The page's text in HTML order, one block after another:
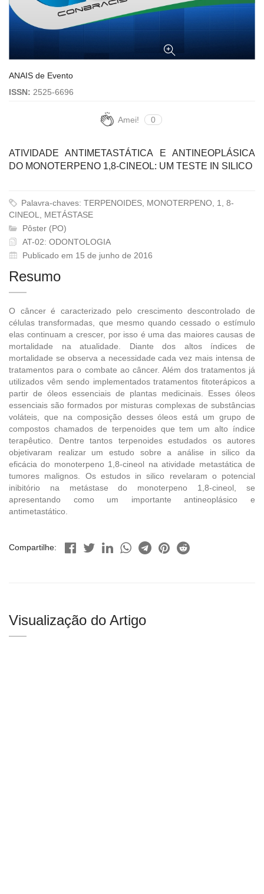
ANAIS de Evento
ISSN: 2525-6696
Amei! 0
ATIVIDADE ANTIMETASTÁTICA E ANTINEOPLÁSICA
DO MONOTERPENO 1,8-CINEOL: UM TESTE IN SILICO
Palavra-chaves: TERPENOIDES, MONOTERPENO, 1, 8-
CINEOL, METÁSTASE
Pôster (PO)
AT-02: ODONTOLOGIA
Publicado em 15 de junho de 2016
Resumo
O câncer é caracterizado pelo crescimento descontrolado de
células transformadas, que mesmo quando cessado o estímulo
elas continuam a crescer, por isso é uma das maiores causas de
mortalidade na atualidade. Diante dos altos índices de
mortalidade se observa a necessidade cada vez mais intensa de
tratamentos para o combate ao câncer. Além dos tratamentos já
utilizados vêm sendo implementados tratamentos fitoterápicos a
partir de óleos essenciais de plantas medicinais. Esses óleos
essenciais são formados por misturas complexas de substâncias
voláteis, que na composição desses óleos está um grupo de
compostos chamados de terpenoides que tem um alto índice
terapêutico. Dentre tantos terpenoides estudados os autores
objetivaram realizar um estudo sobre a análise in silico da
eficácia do monoterpeno 1,8-cineol na atividade metastática de
tumores malignos. Os estudos in silico revelaram o potencial
inibitório na metástase do monoterpeno 1,8-cineol, se
apresentando como um importante antineoplásico e
antimetastático.
Compartilhe:
Visualização do Artigo